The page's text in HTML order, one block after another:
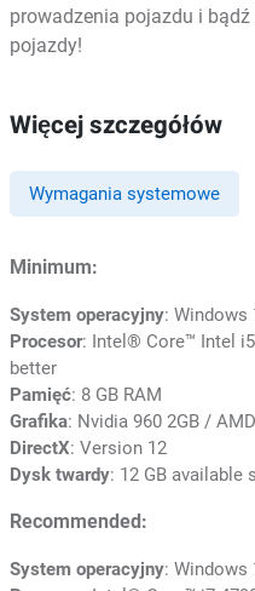
prowadzenia pojazdu i
pojazdy!
Więcej szczegółów
Wymagania systemowe
Minimum:
System operacyjny: Windows
Procesor: Intel®️ Core™️ Intel
better
Pamięć: 8 GB RAM
Grafika: Nvidia 960 2GB /
DirectX: Version 12
Dysk twardy: 12 GB available
Recommended:
System operacyjny: Windows